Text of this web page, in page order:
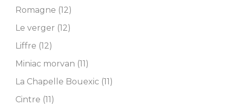
Romagne (12)
Le verger (12)
Liffre (12)
Miniac morvan (11)
La Chapelle Bouexic (11)
Cintre (11)